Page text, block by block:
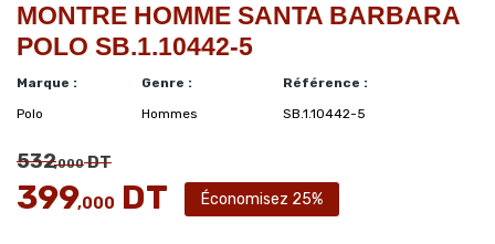
MONTRE HOMME SANTA BARBARA
POLO SB.1.10442-5
Marque :
Polo
Genre :
Hommes
Référence :
SB.1.10442-5
532,000DT
399,000 DT Économisez 25%